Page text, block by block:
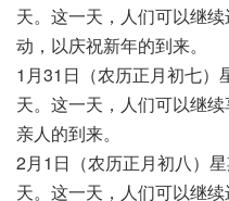
天。这一天，人们可以继
动，以庆祝新年的到来。
1月31日（农历正月初七）
天。这一天，人们可以继
亲人的到来。
2月1日（农历正月初八）
天。这一天，人们可以继